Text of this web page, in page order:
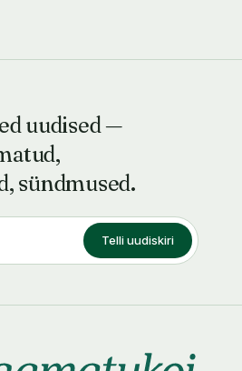
uudised —
sündmused.
Telli uudiskiri